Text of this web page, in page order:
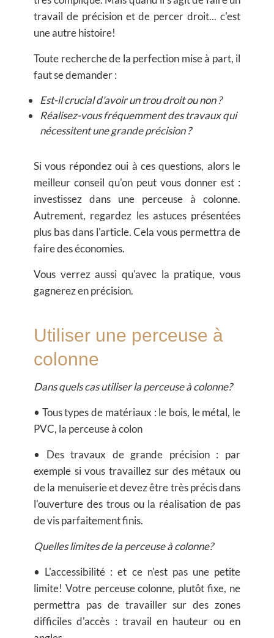
travail de précision et de percer droit... c'est
une autre histoire!
Toute recherche de la perfection mise à part, il
faut se demander :
Est-il crucial d'avoir un trou droit ou non ?
Réalisez-vous fréquemment des travaux qui
nécessitent une grande précision ?
Si vous répondez oui à ces questions, alors le
meilleur conseil qu'on peut vous donner est :
investissez dans une perceuse à colonne.
Autrement, regardez les astuces présentées
plus bas dans l'article. Cela vous permettra de
faire des économies.
Vous verrez aussi qu'avec la pratique, vous
gagnerez en précision.
Utiliser une perceuse à
colonne
Dans quels cas utiliser la perceuse à colonne?
• Tous types de matériaux : le bois, le métal, le
PVC, la perceuse à colon
• Des travaux de grande précision : par
exemple si vous travaillez sur des métaux ou
de la menuiserie et devez être très précis dans
l'ouverture des trous ou la réalisation de pas
de vis parfaitement finis.
Quelles limites de la perceuse à colonne?
• L'accessibilité : et ce n'est pas une petite
limite! Votre perceuse colonne, plutôt fixe, ne
permettra pas de travailler sur des zones
difficiles d'accès : travail en hauteur ou en